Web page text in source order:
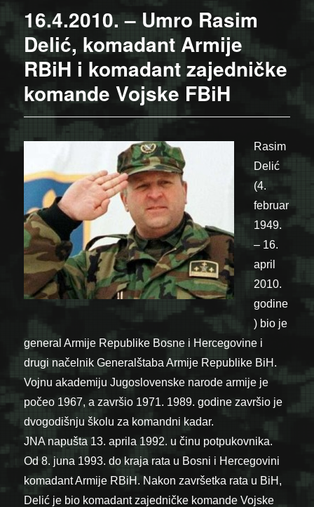
16.4.2010. – Umro Rasim
Delić, komadant Armije
RBiH i komadant zajedničke
komande Vojske FBiH
Rasim
Delić
(4.
februar
1949.
– 16.
april
2010.
godine
) bio je
general Armije Republike Bosne i Hercegovine i
drugi načelnik Generalštaba Armije Republike BiH.
Vojnu akademiju Jugoslovenske narode armije je
počeo 1967, a završio 1971. 1989. godine završio je
dvogodišnju školu za komandni kadar.
JNA napušta 13. aprila 1992. u činu potpukovnika.
Od 8. juna 1993. do kraja rata u Bosni i Hercegovini
komadant Armije RBiH. Nakon završetka rata u BiH,
Delić je bio komadant zajedničke komande Vojske